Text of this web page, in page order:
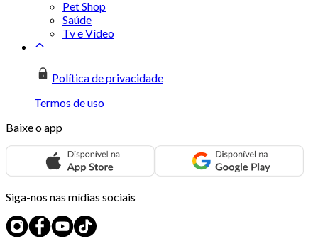
Pet Shop
Saúde
Tv e Vídeo
Política de privacidade
Termos de uso
Baixe o app
Siga-nos nas mídias sociais